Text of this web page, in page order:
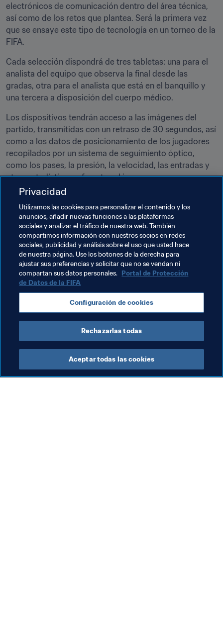
electrónicos de comunicación dentro del área técnica,
así como de los retos que plantea. Será la primera vez
que se ensaye este tipo de tecnología en un torneo de la
FIFA.
Cada selección dispondrá de tres tabletas: una para el
analista del equipo que observa la final desde las
gradas, otra para el analista que está en el banquillo y
una tercera a disposición del cuerpo médico.
Los dispositivos tendrán acceso a las imágenes del
partido, transmitidas con un retraso de 30 segundos, así
como a los datos de posicionamiento de los jugadores
recopilados por un sistema de seguimiento óptico,
como los pases, la presión, la velocidad, las entradas y
otras estadísticas referentes al juego.
Se animará a las selecciones participantes a aportar sus
opiniones sobre este ensayo y brindar sugerencias
sobre qué información tienen que facilitar al personal de
la selección estas tabletas, las incidencias que puedan
surgir o el tipo de dispositivos electrónicos que deben
autorizarse en el área técnica.
Temas relacionados
UEFA CONMEBOL Chile Alemania
Privacidad
Utilizamos las cookies para personalizar el contenido y los
anuncios, añadir nuevas funciones a las plataformas
sociales y analizar el tráfico de nuestra web. También
compartimos información con nuestros socios en redes
sociales, publicidad y análisis sobre el uso que usted hace
de nuestra página. Use los botones de la derecha para
ajustar sus preferencias y solicitar que no se vendan ni
compartan sus datos personales. Portal de Protección
de Datos de la FIFA
Configuración de cookies
Rechazarlas todas
Aceptar todas las cookies